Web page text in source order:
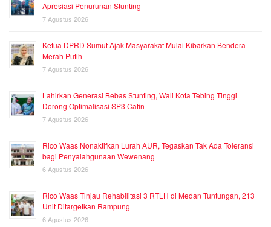
Apresiasi Penurunan Stunting
7 Agustus 2026
Ketua DPRD Sumut Ajak Masyarakat Mulai Kibarkan Bendera
Merah Putih
7 Agustus 2026
Lahirkan Generasi Bebas Stunting, Wali Kota Tebing Tinggi
Dorong Optimalisasi SP3 Catin
7 Agustus 2026
Rico Waas Nonaktifkan Lurah AUR, Tegaskan Tak Ada Toleransi
bagi Penyalahgunaan Wewenang
6 Agustus 2026
Rico Waas Tinjau Rehabilitasi 3 RTLH di Medan Tuntungan, 213
Unit Ditargetkan Rampung
6 Agustus 2026